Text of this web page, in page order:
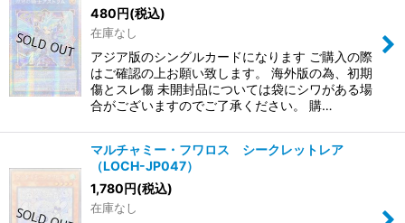
480円(税込)
在庫なし
アジア版のシングルカードになります ご購入の際
はご確認の上お願い致します。 海外版の為、初期
傷とスレ傷 未開封品については袋にシワがある場
合がございますのでご了承ください。 購…
マルチャミー・フワロス シークレットレア
（LOCH-JP047）
1,780円(税込)
在庫なし